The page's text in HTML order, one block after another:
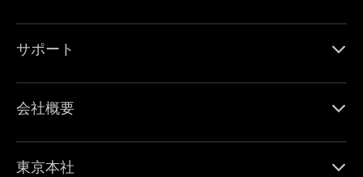
サポート
会社概要
東京本社